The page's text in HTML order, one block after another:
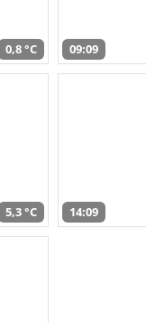
0,8 °C 09:09
5,3 °C 14:09